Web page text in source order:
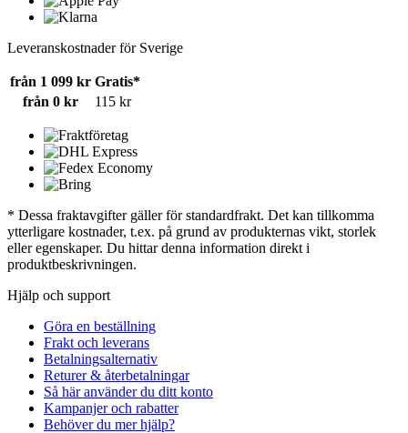
Leveranskostnader för Sverige
från 1 099 kr Gratis*
från 0 kr
115 kr
* Dessa fraktavgifter gäller för standardfrakt. Det kan tillkomma
ytterligare kostnader, t.ex. på grund av produkternas vikt, storlek
eller egenskaper. Du hittar denna information direkt i
produktbeskrivningen.
Hjälp och support
Göra en beställning
Frakt och leverans
Betalningsalternativ
Returer & återbetalningar
Så här använder du ditt konto
Kampanjer och rabatter
Behöver du mer hjälp?